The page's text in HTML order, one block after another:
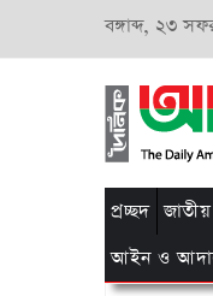
বঙ্গাব্দ, ২৩
প্রচ্ছদ জাতীয়
আইন ও